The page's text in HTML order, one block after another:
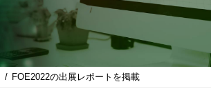
FOE2022の出展レポートを掲載